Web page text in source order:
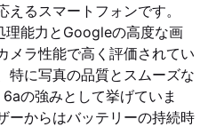
るスマートフォンです。
能力とGoogleの高度な画
メラ性能で高く評価されてい
特に写真の品質とスムーズな
の強みとして挙げていま
ーからはバッテリーの持続時